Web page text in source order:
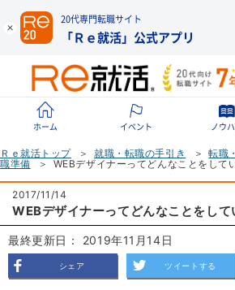
20代専門転職サイト
「Ｒｅ就活」公式アプリ
ホーム イベント ノウ
Ｒｅ就活トップ 就職・転職の手引き
転職
職準備
WEBデザイナーってどんなことをして
2017/11/14
WEBデザイナーってどんなことをして
最終更新日： 2019年11月14日
シェア ツイートする